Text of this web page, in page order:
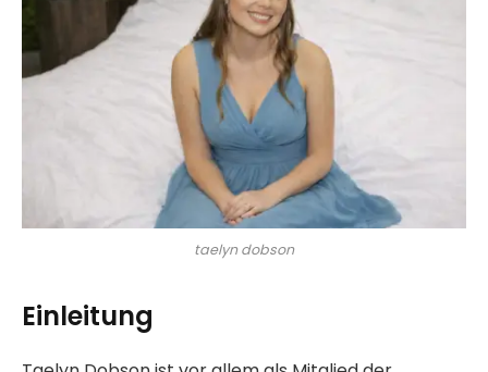
taelyn dobson
Einleitung